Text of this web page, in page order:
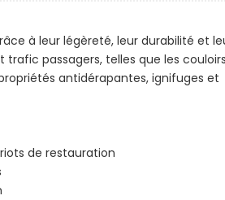
à leur légèreté, leur durabilité et
passagers, telles que les couloirs
antidérapantes, ignifuges et
de restauration